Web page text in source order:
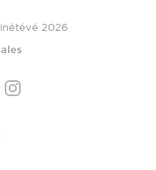
2026